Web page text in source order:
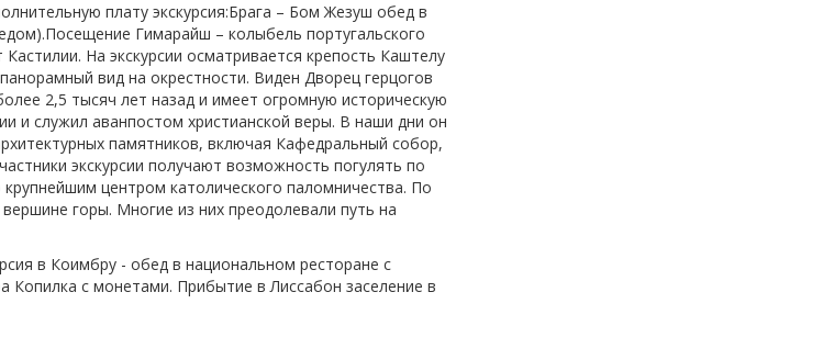
плату экскурсия:Брага – Бом Жезуш обед в
Гимарайш – колыбель португальского
На экскурсии осматривается крепость Каштелу
вид на окрестности. Виден Дворец герцогов
2,5 тысяч лет назад и имеет огромную историческую
и служил аванпостом христианской веры. В наши дни он
памятников, включая Кафедральный собор,
экскурсии получают возможность погулять по
центром католического паломничества. По
горы. Многие из них преодолевали путь на
в Коимбру - обед в национальном ресторане с
с монетами. Прибытие в Лиссабон заселение в